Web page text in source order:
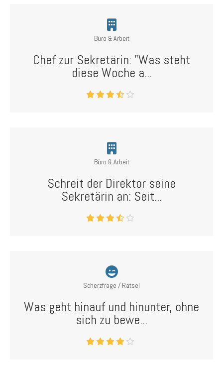
Büro & Arbeit
Chef zur Sekretärin: "Was steht
diese Woche a...
Büro & Arbeit
Schreit der Direktor seine
Sekretärin an: Seit...
Scherzfrage / Rätsel
Was geht hinauf und hinunter, ohne
sich zu bewe...